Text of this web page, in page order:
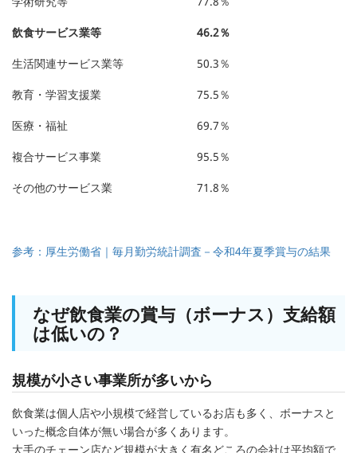
飲食サービス業等 46.2％
生活関連サービス業等 50.3％
教育・学習支援業 75.5％
医療・福祉 69.7％
複合サービス事業 95.5％
その他のサービス業 71.8％
参考：厚生労働省｜毎月勤労統計調査－令和4年夏季賞与の結果
なぜ飲食業の賞与（ボーナス）支給額
は低いの？
規模が小さい事業所が多いから
飲食業は個人店や小規模で経営しているお店も多く、ボーナスと
いった概念自体が無い場合が多くあります。
大手のチェーン店など規模が大きく有名どころの会社は平均額で